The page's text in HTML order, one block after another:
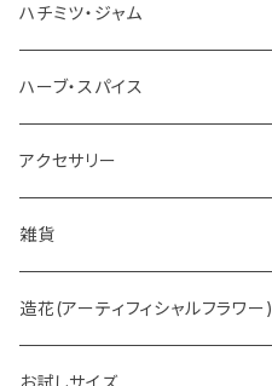
お茶
ホットチョコレート
ハチミツ・ジャム
ハーブ・スパイス
アクセサリー
雑貨
造花(アーティフィシャルフラワー)
お試しサイズ